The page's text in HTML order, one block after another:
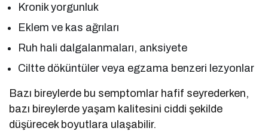
Kronik yorgunluk
Eklem ve kas ağrıları
Ruh hali dalgalanmaları, anksiyete
Ciltte döküntüler veya egzama benzeri lezyonlar
Bazı bireylerde bu semptomlar hafif seyrederken,
bazı bireylerde yaşam kalitesini ciddi şekilde
düşürecek boyutlara ulaşabilir.